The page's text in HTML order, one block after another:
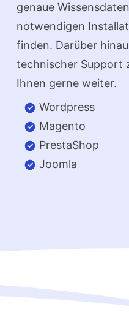
genaue
notwendigen
finden. Darüber
technischer Support
Ihnen gerne weiter.
Wordpress
Magento
PrestaShop
Joomla